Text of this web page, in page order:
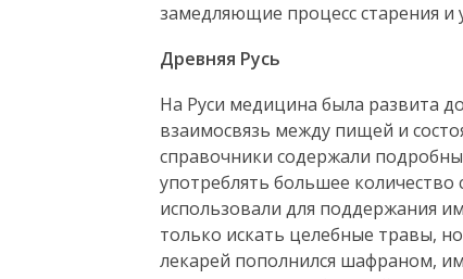
замедляющие процесс старения
Древняя Русь
На Руси медицина была развита
взаимосвязь между пищей и
справочники содержали
употреблять большее
использовали для поддержания
только искать целебные травы,
лекарей пополнился шафраном,